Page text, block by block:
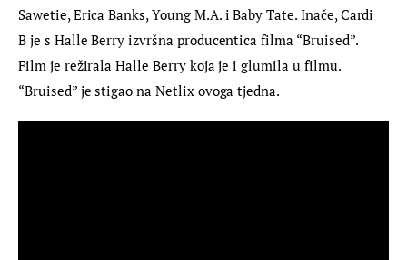
Sawetie, Erica Banks, Young M.A. i Baby Tate. Inače, Cardi
B je s Halle Berry izvršna producentica filma “Bruised”.
Film je režirala Halle Berry koja je i glumila u filmu.
“Bruised” je stigao na Netlix ovoga tjedna.